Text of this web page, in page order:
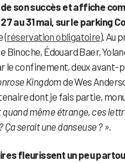
son succès et affiche
au 31 mai, sur le parking
(réservation obligatoire). Au
Édouard Baer,
le confinement, deux avant-
Kingdomde Wes
dont je fais partie,
quand même étrange, ces
Ça serait une danseuse ? ».
fleurissent un peu